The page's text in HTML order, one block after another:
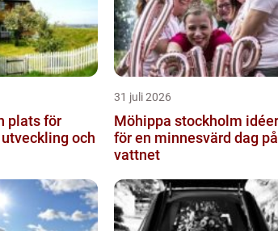
och
31 juli 2026
Möhippa stockholm idéer
för en minnesvärd dag på
vattnet